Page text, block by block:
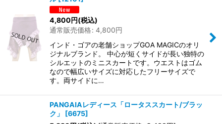
4,800円(税込)
通常販売価格: 4,800円
インド・ゴアの老舗ショップGOA MAGICのオリ
ジナルブランド。 中心が短くサイドが長い独特の
シルエットのミニスカートです。ウエストはゴム
なので幅広いサイズに対応したフリーサイズで
す。両サイドに…
PANGAIAレディース「ロータススカート/ブラッ
ク」
[6675]